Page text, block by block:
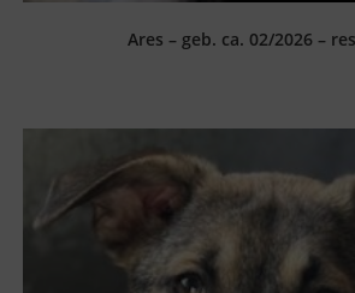
Ares – geb. ca. 02/2026 –